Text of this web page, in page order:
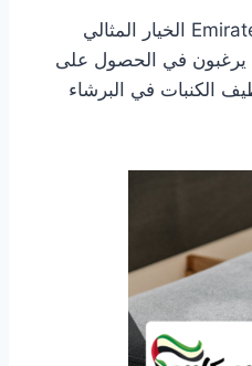
هذه الميزة تجعل Emirates Clean الخيار المثالي
يرغبون في الحصول على
الكنبات في البرشاء